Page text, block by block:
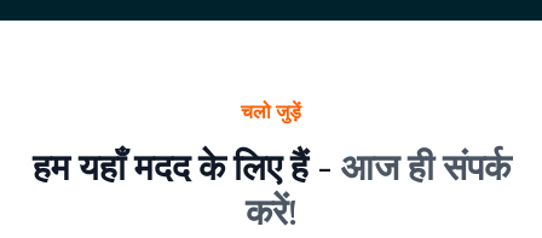
चलो जुड़ें
हम यहाँ मदद के लिए हैं - आज ही संपर्क
करें!